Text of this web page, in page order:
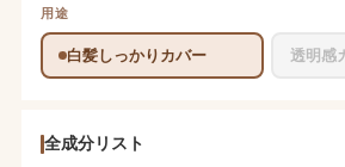
用途
白髪しっかりカバー 透明感
全成分リスト